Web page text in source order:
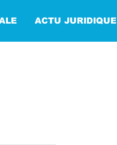
ACTU JURIDIQUE